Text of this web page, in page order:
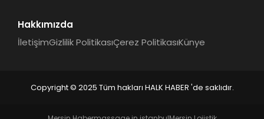
Hakkımızda
İletişimGizlilik PolitikasıÇerez PolitikasıKünye
Copyright © 2025 Tüm hakları HALK HABER 'de saklıdır.